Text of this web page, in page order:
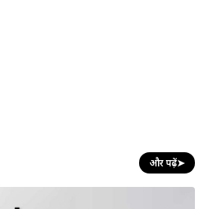
और पढ़ें➤